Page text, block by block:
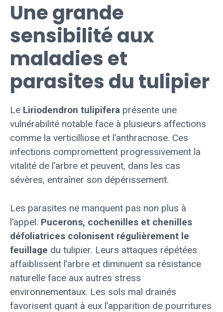
Une grande
sensibilité aux
maladies et
parasites du tulipier
Le Liriodendron tulipifera présente une
vulnérabilité notable face à plusieurs affections
comme la verticilliose et l’anthracnose. Ces
infections compromettent progressivement la
vitalité de l’arbre et peuvent, dans les cas
sévères, entraîner son dépérissement.
Les parasites ne manquent pas non plus à
l’appel. Pucerons, cochenilles et chenilles
défoliatrices colonisent régulièrement le
feuillage du tulipier. Leurs attaques répétées
affaiblissent l’arbre et diminuent sa résistance
naturelle face aux autres stress
environnementaux. Les sols mal drainés
favorisent quant à eux l’apparition de pourritures